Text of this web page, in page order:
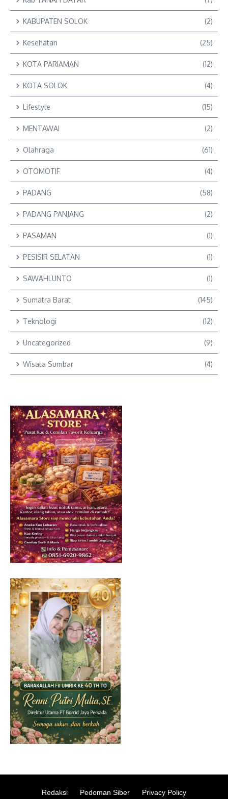
KABUPATEN SOLOK (2)
Kesehatan (25)
KOTA PARIAMAN (12)
KOTA SOLOK (4)
Lifestyle (15)
MENTAWAI (2)
Olahraga (61)
OTOMOTIF (4)
PADANG (58)
PADANG PANJANG (2)
PASAMAN (1)
PESISIR SELATAN (1)
SAWAHLUNTO (1)
Sumatra Barat (145)
Teknologi (12)
Uncategorized (9)
Wisata Sumbar (4)
Redaksi Pedoman Siber Privacy Policy